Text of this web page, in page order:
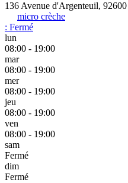
136 Avenue d'Argenteuil,
micro crèche
: Fermé
lun
08:00 - 19:00
mar
08:00 - 19:00
mer
08:00 - 19:00
jeu
08:00 - 19:00
ven
08:00 - 19:00
sam
Fermé
dim
Fermé